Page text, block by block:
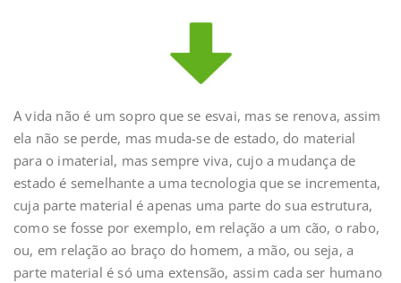
A vida não é um sopro que se esvai, mas se renova, assim
ela não se perde, mas muda-se de estado, do material
para o imaterial, mas sempre viva, cujo a mudança de
estado é semelhante a uma tecnologia que se incrementa,
cuja parte material é apenas uma parte do sua estrutura,
como se fosse por exemplo, em relação a um cão, o rabo,
ou, em relação ao braço do homem, a mão, ou seja, a
parte material é só uma extensão, assim cada ser humano